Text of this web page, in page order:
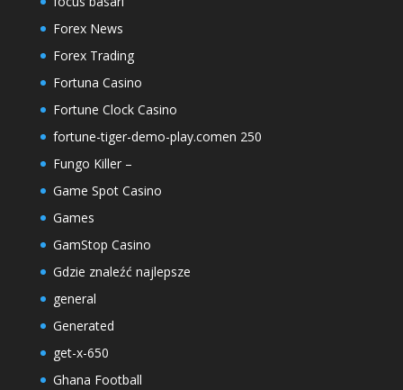
Forex News
Forex Trading
Fortuna Casino
Fortune Clock Casino
fortune-tiger-demo-play.comen 250
Fungo Killer –
Game Spot Casino
Games
GamStop Casino
Gdzie znaleźć najlepsze
general
Generated
get-x-650
Ghana Football